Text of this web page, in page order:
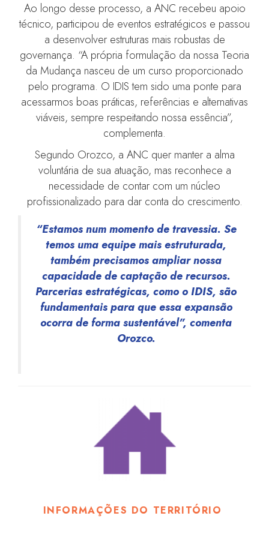
Ao longo desse processo, a ANC recebeu apoio
técnico, participou de eventos estratégicos e passou
a desenvolver estruturas mais robustas de
governança. “A própria formulação da nossa Teoria
da Mudança nasceu de um curso proporcionado
pelo programa. O IDIS tem sido uma ponte para
acessarmos boas práticas, referências e alternativas
viáveis, sempre respeitando nossa essência”,
complementa.
Segundo Orozco, a ANC quer manter a alma
voluntária de sua atuação, mas reconhece a
necessidade de contar com um núcleo
profissionalizado para dar conta do crescimento.
“Estamos num momento de travessia. Se
temos uma equipe mais estruturada,
também precisamos ampliar nossa
capacidade de captação de recursos.
Parcerias estratégicas, como o IDIS, são
fundamentais para que essa expansão
ocorra de forma sustentável”, comenta
Orozco.
INFORMAÇÕES DO TERRITÓRIO